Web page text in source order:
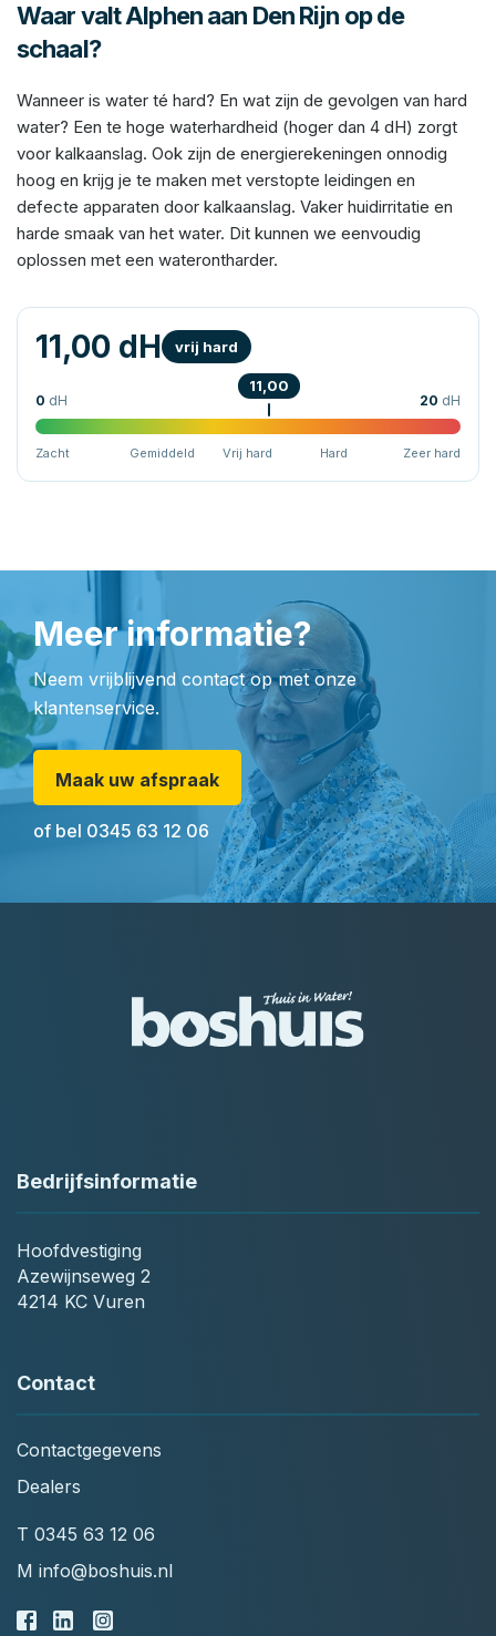
Waar valt Alphen aan Den Rijn op de
schaal?
Wanneer is water té hard? En wat zijn de gevolgen van hard
water? Een te hoge waterhardheid (hoger dan 4 dH) zorgt
voor kalkaanslag. Ook zijn de energierekeningen onnodig
hoog en krijg je te maken met verstopte leidingen en
defecte apparaten door kalkaanslag. Vaker huidirritatie en
harde smaak van het water. Dit kunnen we eenvoudig
oplossen met een waterontharder.
11,00 dH vrij hard
0 dH 20 dH
11,00
Zacht Gemiddeld Vrij hard Hard Zeer hard
Meer informatie?
Neem vrijblijvend contact op met onze
klantenservice.
Maak uw afspraak
of bel 0345 63 12 06
Bedrijfsinformatie
Hoofdvestiging
Azewijnseweg 2
4214 KC Vuren
Contact
Contactgegevens
Dealers
T 0345 63 12 06
M info@boshuis.nl